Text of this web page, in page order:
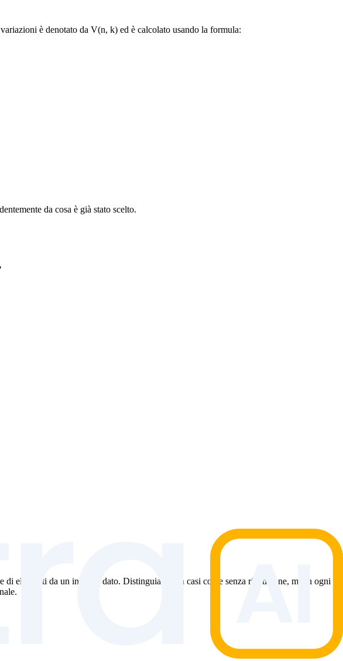
è denotato da V(n, k) ed è calcolato usando la formula:
da cosa è già stato scelto.
elementi da un insieme dato. Distinguiamo tra casi con e senza ripetizione, ma in ogni